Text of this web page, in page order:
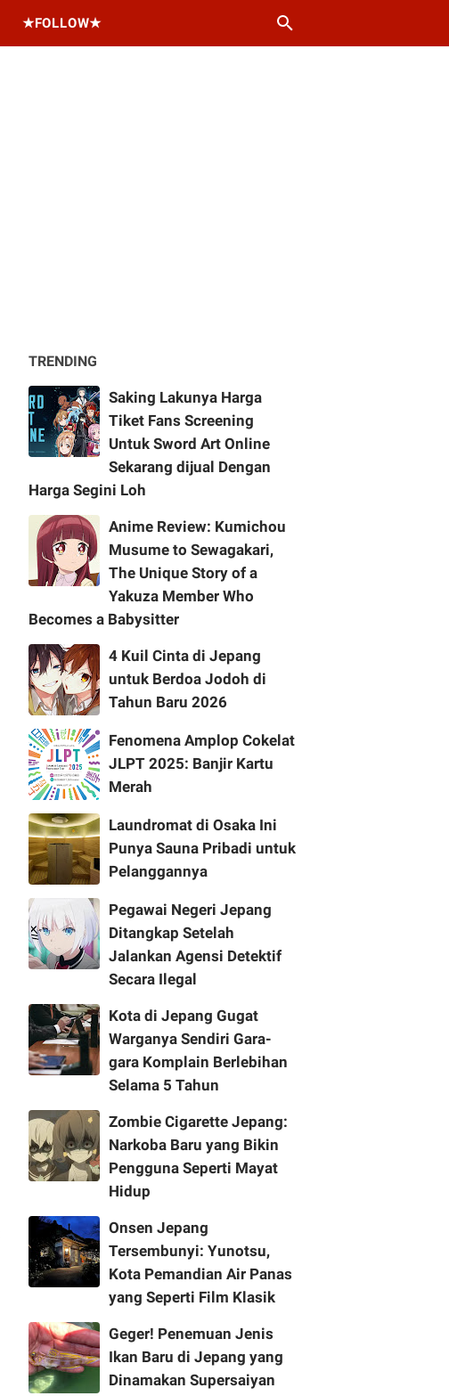
★FOLLOW★
TRENDING
Saking Lakunya Harga
Tiket Fans Screening
Untuk Sword Art Online
Sekarang dijual Dengan
Harga Segini Loh
Anime Review: Kumichou
Musume to Sewagakari,
The Unique Story of a
Yakuza Member Who
Becomes a Babysitter
4 Kuil Cinta di Jepang
untuk Berdoa Jodoh di
Tahun Baru 2026
Fenomena Amplop Cokelat
JLPT 2025: Banjir Kartu
Merah
Laundromat di Osaka Ini
Punya Sauna Pribadi untuk
Pelanggannya
Pegawai Negeri Jepang
Ditangkap Setelah
Jalankan Agensi Detektif
Secara Ilegal
Kota di Jepang Gugat
Warganya Sendiri Gara-
gara Komplain Berlebihan
Selama 5 Tahun
Zombie Cigarette Jepang:
Narkoba Baru yang Bikin
Pengguna Seperti Mayat
Hidup
Onsen Jepang
Tersembunyi: Yunotsu,
Kota Pemandian Air Panas
yang Seperti Film Klasik
Geger! Penemuan Jenis
Ikan Baru di Jepang yang
Dinamakan Supersaiyan